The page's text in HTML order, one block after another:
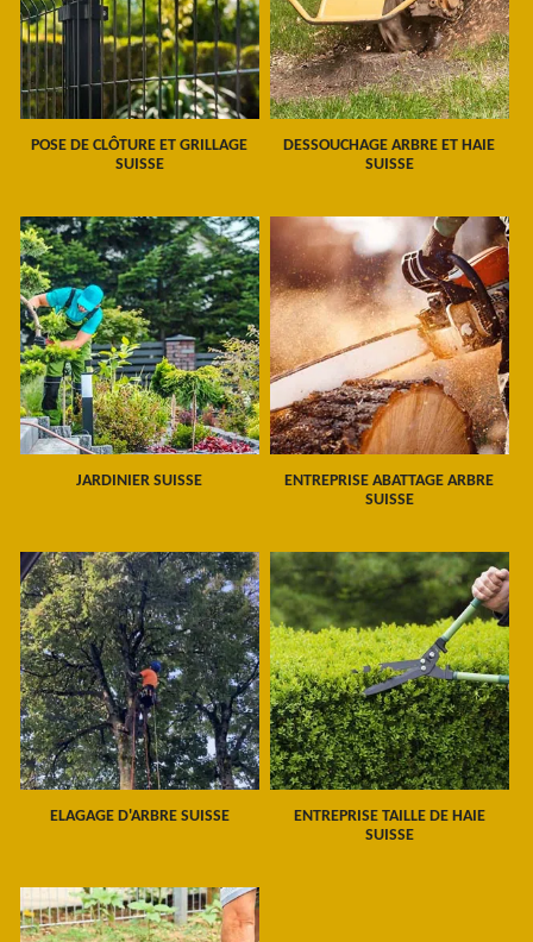
POSE DE CLÔTURE ET GRILLAGE
SUISSE
DESSOUCHAGE ARBRE ET HAIE
SUISSE
JARDINIER SUISSE
ENTREPRISE ABATTAGE ARBRE
SUISSE
ELAGAGE D'ARBRE SUISSE
ENTREPRISE TAILLE DE HAIE
SUISSE